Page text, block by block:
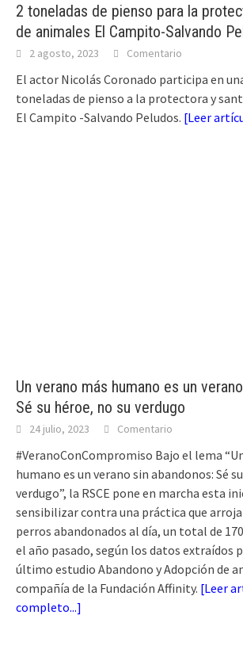
2 toneladas de pienso para la
de animales El Campito-Salvando
2 agosto, 2023 Comentario
El actor Nicolás Coronado participa en
toneladas de pienso a la protectora y
El Campito -Salvando Peludos. [Leer
Un verano más humano es un
Sé su héroe, no su verdugo
24 julio, 2023 Comentario
#VeranoConCompromiso Bajo el lema
humano es un verano sin abandonos: Sé
verdugo”, la RSCE pone en marcha esta
sensibilizar contra una práctica que arroja
perros abandonados al día, un total de
el año pasado, según los datos extraídos
último estudio Abandono y Adopción de
compañía de la Fundación Affinity. [Leer
completo...]